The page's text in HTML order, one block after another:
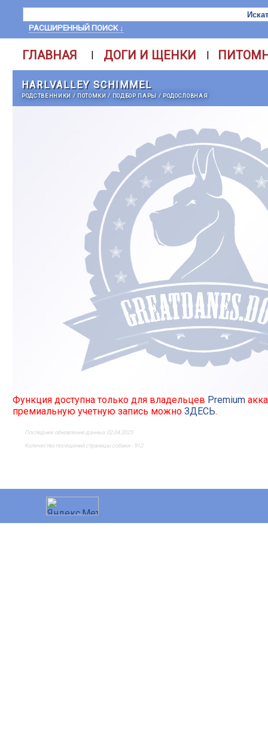
РАСШИРЕННЫЙ ПОИСК ↓
ГЛАВНАЯ | ДОГИ И ЩЕНКИ |
HARLVALLEY SCHIMMEL
РОДСТВЕННИКИ / ПОТОМКИ/ ПОДБОР ПАРЫ / РОДОСЛОВНАЯ
Функция доступна только для владельцев Premium
премиальную учетную запись можно ЗДЕСЬ.
Последнее обновление данных 02.04.2025
Количество посещений страницы собаки - 912